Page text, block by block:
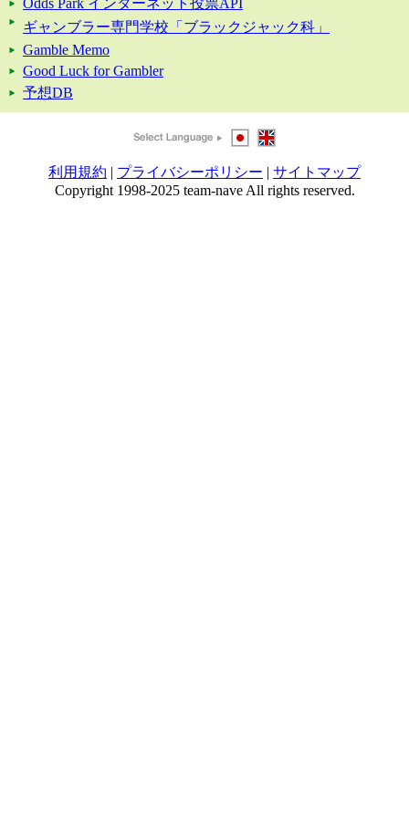
ギャンブラー専門学校「ブラックジャック科」
Gamble Memo
Good Luck for Gambler
予想DB
利用規約 | プライバシーポリシー | サイトマップ
Copyright 1998-2025 team-nave All rights reserved.